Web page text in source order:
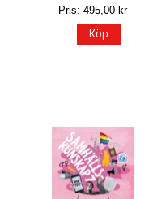
Digitalt lärarpaket
Pris: 495,00 kr
Köp